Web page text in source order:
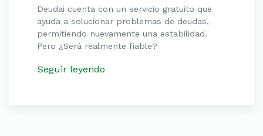
Deudai cuenta con un servicio gratuito que
ayuda a solucionar problemas de deudas,
permitiendo nuevamente una estabilidad.
Pero ¿Será realmente fiable?
Seguir leyendo